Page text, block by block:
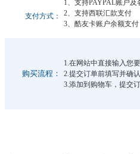
支付方式：
1、支持PAYPAL账户
2、支持西联汇款支付
3、酷友卡账户余额支付
购买流程：
1.在网站中直接输入您
2.提交订单前填写并确
3.添加到购物车，提交